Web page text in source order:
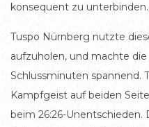
konsequent zu unterbinden.
Tuspo Nürnberg nutzte
aufzuholen, und machte die
Schlussminuten spannend.
Kampfgeist auf beiden
beim 26:26-Unentschieden.